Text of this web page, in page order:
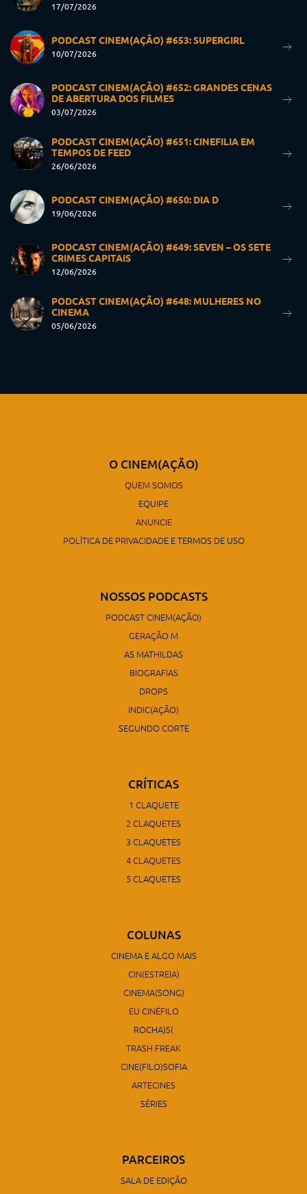
17/07/2026
PODCAST CINEM(AÇÃO) #653: SUPERGIRL
10/07/2026
PODCAST CINEM(AÇÃO) #652: GRANDES CENAS
DE ABERTURA DOS FILMES
03/07/2026
PODCAST CINEM(AÇÃO) #651: CINEFILIA EM
TEMPOS DE FEED
26/06/2026
PODCAST CINEM(AÇÃO) #650: DIA D
19/06/2026
PODCAST CINEM(AÇÃO) #649: SEVEN – OS SETE
CRIMES CAPITAIS
12/06/2026
PODCAST CINEM(AÇÃO) #648: MULHERES NO
CINEMA
05/06/2026
O CINEM(AÇÃO)
QUEM SOMOS
EQUIPE
ANUNCIE
POLÍTICA DE PRIVACIDADE E TERMOS DE USO
NOSSOS PODCASTS
PODCAST CINEM(AÇÃO)
GERAÇÃO M
AS MATHILDAS
BIOGRAFIAS
DROPS
INDIC(AÇÃO)
SEGUNDO CORTE
CRÍTICAS
1 CLAQUETE
2 CLAQUETES
3 CLAQUETES
4 CLAQUETES
5 CLAQUETES
COLUNAS
CINEMA E ALGO MAIS
CIN(ESTREIA)
CINEMA(SONG)
EU CINÉFILO
ROCHA)S(
TRASH FREAK
CINE(FILO)SOFIA
ARTECINES
SÉRIES
PARCEIROS
SALA DE EDIÇÃO